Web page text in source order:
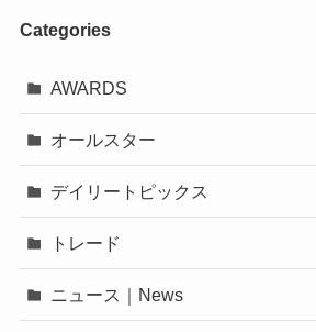
Categories
AWARDS
オールスター
デイリートピックス
トレード
ニュース｜News